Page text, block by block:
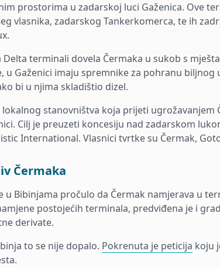
prostorima u zadarskoj luci Gaženica. Ove
vlasnika, zadarskog Tankerkomerca, te ih
terminali dovela Čermaka u sukob s
u Gaženici imaju spremnike za pohranu biljnog
bi u njima skladištio dizel.
stanovništva koja prijeti ugrožavanjem
Cilj je preuzeti koncesiju nad zadarskom
International. Vlasnici tvrtke su Čermak,
Čermaka
u Bibinjama pročulo da Čermak namjerava u
postojećih terminala, predviđena je i
derivate.
to se nije dopalo. Pokrenuta je peticija koju